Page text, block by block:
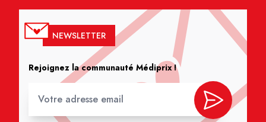
NEWSLETTER
Rejoignez la communauté Médiprix !